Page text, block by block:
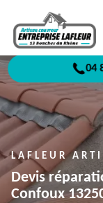
04
LAFLEUR
Devis
Confoux